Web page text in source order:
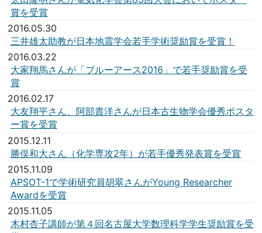
賞を受賞
2016.05.30
三井雄太助教が日本地震学会若手学術奨励賞を受賞！
2016.03.22
大家翔馬さんが「ブルーアース2016」で若手奨励賞を受
賞
2016.02.17
大友翔平さん、阿部貴洋さんが日本古生物学会優秀ポスタ
ー賞を受賞
2015.12.11
勝俣和大さん（化学専攻2年）が若手優秀発表賞を受賞
2015.11.09
APSOT-1で学術研究員胡翠さんがYoung Researcher
Awardを受賞
2015.11.05
木村杏子講師が第４回名古屋大学数理科学学生奨励賞を受